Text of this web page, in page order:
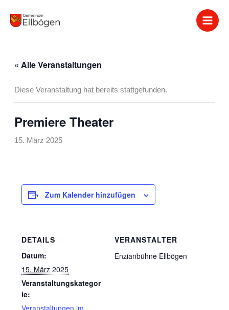
Inhalt
« Alle Veranstaltungen
Diese Veranstaltung hat bereits stattgefunden.
Premiere Theater
15. März 2025
Zum Kalender hinzufügen
DETAILS
Datum:
15. März 2025
Veranstaltungskategor
ie:
Veranstaltungen im
VERANSTALTER
Enzianbühne Ellbögen